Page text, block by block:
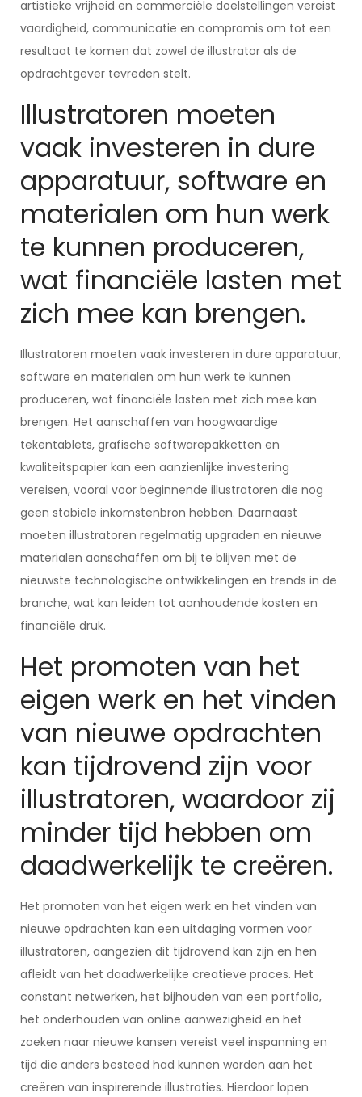
artistieke vrijheid en commerciële doelstellingen vereist
vaardigheid, communicatie en compromis om tot een
resultaat te komen dat zowel de illustrator als de
opdrachtgever tevreden stelt.
Illustratoren moeten
vaak investeren in dure
apparatuur, software en
materialen om hun werk
te kunnen produceren,
wat financiële lasten met
zich mee kan brengen.
Illustratoren moeten vaak investeren in dure apparatuur,
software en materialen om hun werk te kunnen
produceren, wat financiële lasten met zich mee kan
brengen. Het aanschaffen van hoogwaardige
tekentablets, grafische softwarepakketten en
kwaliteitspapier kan een aanzienlijke investering
vereisen, vooral voor beginnende illustratoren die nog
geen stabiele inkomstenbron hebben. Daarnaast
moeten illustratoren regelmatig upgraden en nieuwe
materialen aanschaffen om bij te blijven met de
nieuwste technologische ontwikkelingen en trends in de
branche, wat kan leiden tot aanhoudende kosten en
financiële druk.
Het promoten van het
eigen werk en het vinden
van nieuwe opdrachten
kan tijdrovend zijn voor
illustratoren, waardoor zij
minder tijd hebben om
daadwerkelijk te creëren.
Het promoten van het eigen werk en het vinden van
nieuwe opdrachten kan een uitdaging vormen voor
illustratoren, aangezien dit tijdrovend kan zijn en hen
afleidt van het daadwerkelijke creatieve proces. Het
constant netwerken, het bijhouden van een portfolio,
het onderhouden van online aanwezigheid en het
zoeken naar nieuwe kansen vereist veel inspanning en
tijd die anders besteed had kunnen worden aan het
creëren van inspirerende illustraties. Hierdoor lopen